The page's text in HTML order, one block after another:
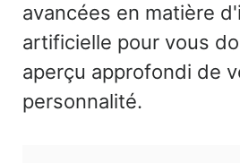
avancées en matière
artificielle pour vous
aperçu approfondi de
personnalité.